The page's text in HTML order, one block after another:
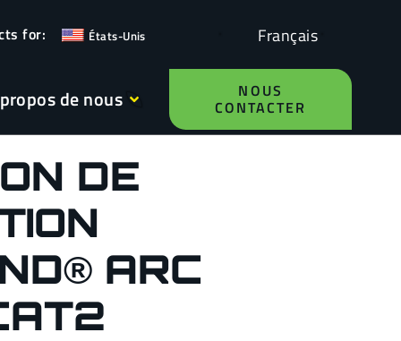
États-Unis Français
de nous NOUS
CONTACTER
DE
ARC